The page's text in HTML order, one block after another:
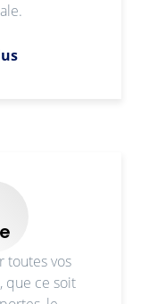
toutes vos
que ce soit